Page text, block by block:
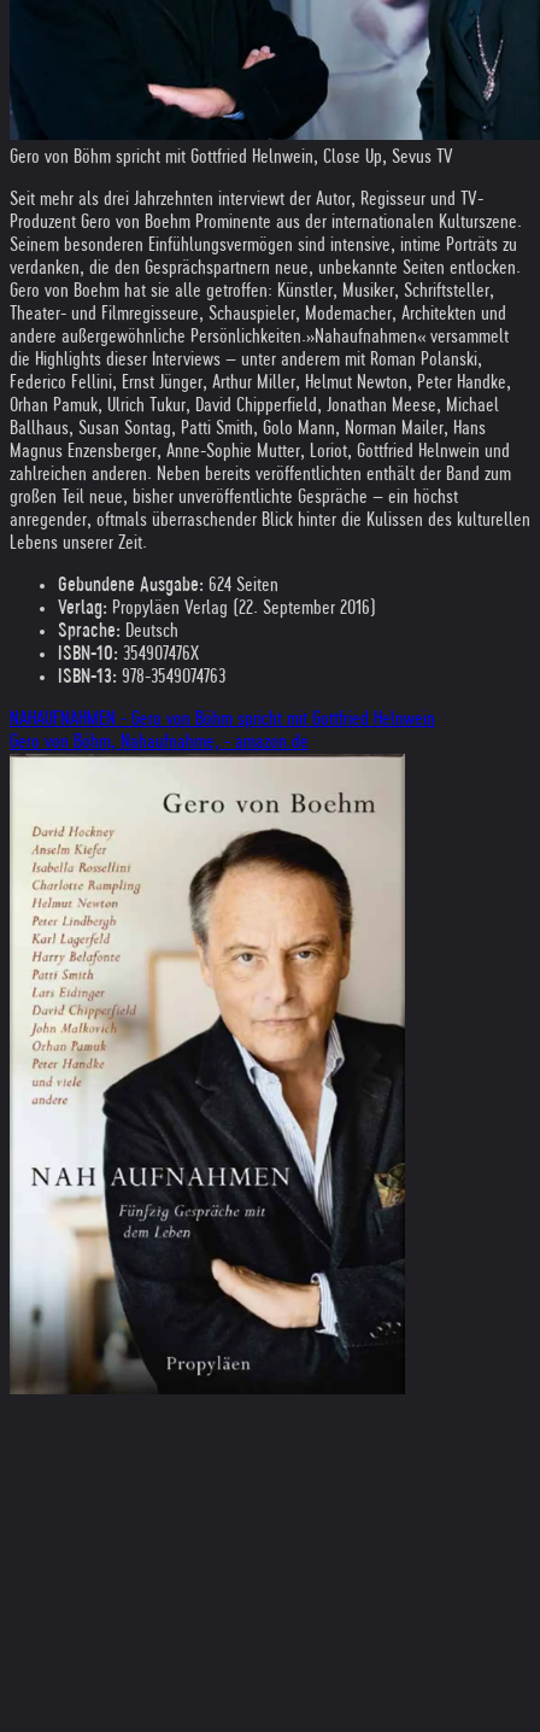
Gero von Böhm spricht mit Gottfried Helnwein, Close Up, Sevus TV
Seit mehr als drei Jahrzehnten interviewt der Autor, Regisseur und TV-
Produzent Gero von Boehm Prominente aus der internationalen Kulturszene.
Seinem besonderen Einfühlungsvermögen sind intensive, intime Porträts zu
verdanken, die den Gesprächspartnern neue, unbekannte Seiten entlocken.
Gero von Boehm hat sie alle getroffen: Künstler, Musiker, Schriftsteller,
Theater- und Filmregisseure, Schauspieler, Modemacher, Architekten und
andere außergewöhnliche Persönlichkeiten.»Nahaufnahmen« versammelt
die Highlights dieser Interviews – unter anderem mit Roman Polanski,
Federico Fellini, Ernst Jünger, Arthur Miller, Helmut Newton, Peter Handke,
Orhan Pamuk, Ulrich Tukur, David Chipperfield, Jonathan Meese, Michael
Ballhaus, Susan Sontag, Patti Smith, Golo Mann, Norman Mailer, Hans
Magnus Enzensberger, Anne-Sophie Mutter, Loriot, Gottfried Helnwein und
zahlreichen anderen. Neben bereits veröffentlichten enthält der Band zum
großen Teil neue, bisher unveröffentlichte Gespräche – ein höchst
anregender, oftmals überraschender Blick hinter die Kulissen des kulturellen
Lebens unserer Zeit.
Gebundene Ausgabe: 624 Seiten
Verlag: Propyläen Verlag (22. September 2016)
Sprache: Deutsch
ISBN-10: 354907476X
ISBN-13: 978-3549074763
NAHAUFNAHMEN - Gero von Böhm spricht mit Gottfried Helnwein
Gero von Böhm, Nahaufnahme, - amazon.de